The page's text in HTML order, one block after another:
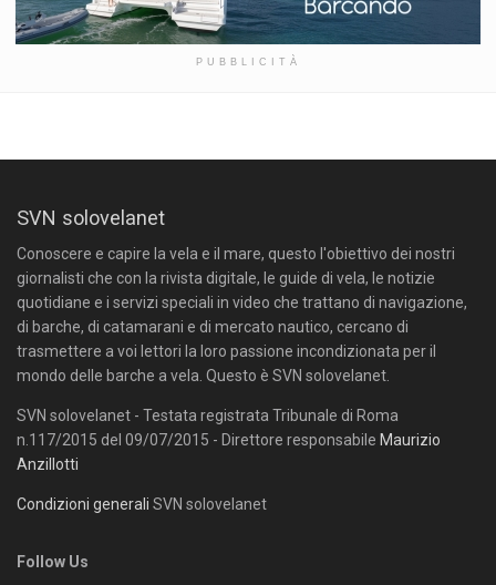
PUBBLICITÀ
SVN solovelanet
Conoscere e capire la vela e il mare, questo l'obiettivo dei nostri
giornalisti che con la rivista digitale, le guide di vela, le notizie
quotidiane e i servizi speciali in video che trattano di navigazione,
di barche, di catamarani e di mercato nautico, cercano di
trasmettere a voi lettori la loro passione incondizionata per il
mondo delle barche a vela. Questo è SVN solovelanet.
SVN solovelanet - Testata registrata Tribunale di Roma
n.117/2015 del 09/07/2015 - Direttore responsabile Maurizio
Anzillotti
Condizioni generali SVN solovelanet
Follow Us